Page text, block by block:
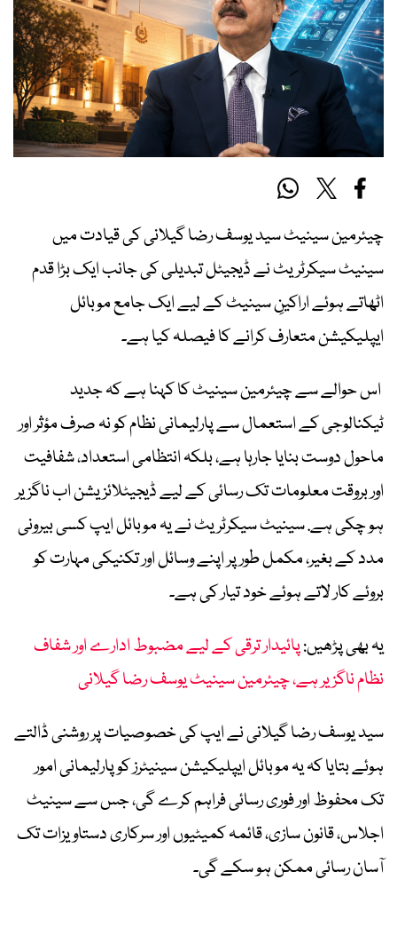
چیئرمین سینیٹ سید یوسف رضا گیلانی کی قیادت میں
سینیٹ سیکرٹریٹ نے ڈیجیٹل تبدیلی کی جانب ایک بڑا قدم
اٹھاتے ہوئے اراکینِ سینیٹ کے لیے ایک جامع موبائل
ایپلیکیشن متعارف کرانے کا فیصلہ کیا ہے۔
اس حوالے سے چیئرمین سینیٹ کا کہنا ہے کہ جدید
ٹیکنالوجی کے استعمال سے پارلیمانی نظام کو نہ صرف مؤثر اور
ماحول دوست بنایا جارہا ہے، بلکہ انتظامی استعداد، شفافیت
اور بروقت معلومات تک رسائی کے لیے ڈیجیٹلائزیشن اب ناگزیر
ہو چکی ہے. سینیٹ سیکرٹریٹ نے یہ موبائل ایپ کسی بیرونی
مدد کے بغیر، مکمل طور پر اپنے وسائل اور تکنیکی مہارت کو
بروئے کار لاتے ہوئے خود تیار کی ہے۔
یہ بھی پڑھیں:پائیدار ترقی کے لیے مضبوط ادارے اور شفاف
نظام ناگزیر ہے، چیئرمین سینیٹ یوسف رضا گیلانی
سید یوسف رضا گیلانی نے ایپ کی خصوصیات پر روشنی ڈالتے
ہوئے بتایا کہ یہ موبائل ایپلیکیشن سینیٹرز کو پارلیمانی امور
تک محفوظ اور فوری رسائی فراہم کرے گی، جس سے سینیٹ
اجلاس، قانون سازی، قائمہ کمیٹیوں اور سرکاری دستاویزات تک
آسان رسائی ممکن ہو سکے گی۔